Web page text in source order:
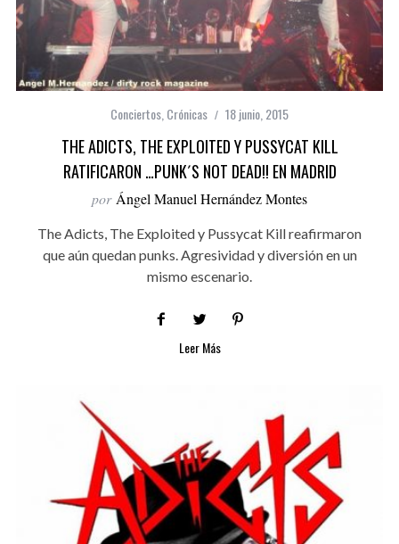
Conciertos Crónicas 18 junio, 2015
THE ADICTS, THE EXPLOITED Y PUSSYCAT KILL
RATIFICARON …PUNK´S NOT DEAD!! EN MADRID
por Ángel Manuel Hernández Montes
The Adicts, The Exploited y Pussycat Kill reafirmaron
que aún quedan punks. Agresividad y diversión en un
mismo escenario.
Leer Más